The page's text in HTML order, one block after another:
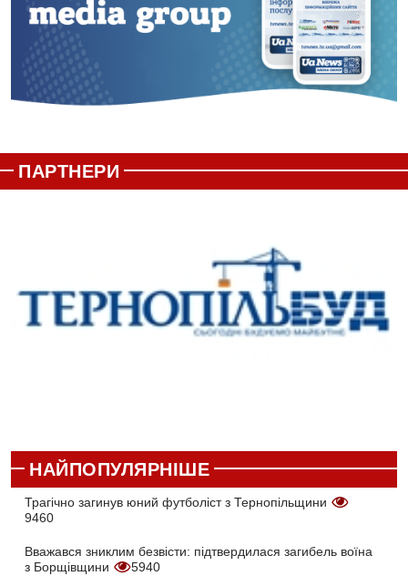
ПАРТНЕРИ
НАЙПОПУЛЯРНІШЕ
Трагічно загинув юний футболіст з Тернопільщини
9460
Вважався зниклим безвісти: підтвердилася загибель воїна
з Борщівщини
5940